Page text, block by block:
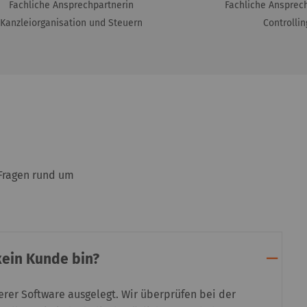
Fachliche Ansprechpartnerin
Kanzleiorganisation und Steuern
Fachliche
rund um
Kunde bin?
Software ausgelegt. Wir überprüfen bei der